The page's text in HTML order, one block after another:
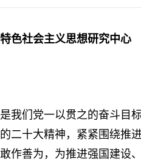
色社会主义思想研究中心
们党一以贯之的奋斗目
二十大精神，紧紧围绕推
作善为，为推进强国建设